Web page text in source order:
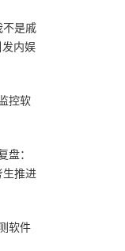
不是戚
发内娱
控软
盘：
生推进
软件